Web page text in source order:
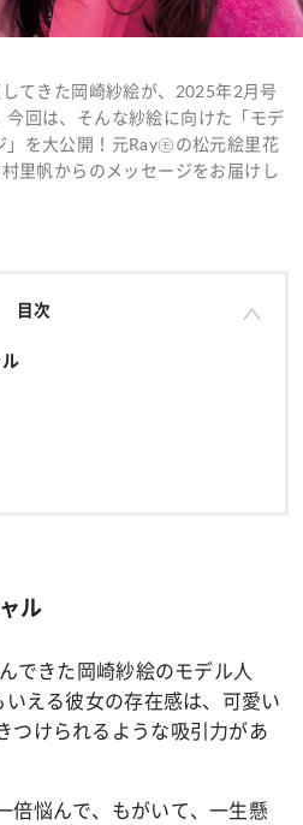
てきた岡崎紗絵が、2025年2月号
今回は、そんな紗絵に向けた「モデ
を大公開！元Ray㋲の松元絵里花
里帆からのメッセージをお届けし
目次
ル
できた岡崎紗絵のモデル人
える彼女の存在感は、可愛い
つけられるような吸引力があ
倍悩んで、もがいて、一生懸